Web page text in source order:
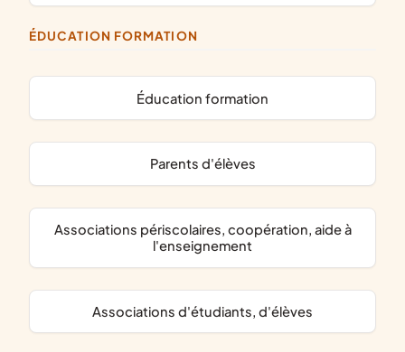
ÉDUCATION FORMATION
éducation formation
parents d'élèves
associations périscolaires, coopération, aide à
l'enseignement
associations d'étudiants, d'élèves